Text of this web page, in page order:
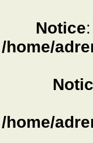
Notice
/home/
/home/